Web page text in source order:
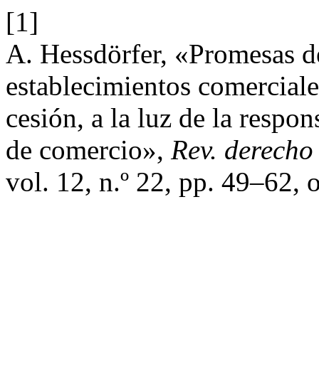
[1]
A. Hessdörfer, «Promesas
establecimientos
cesión, a la luz de la
de comercio», Rev.
vol. 12, n.º 22, pp. 49–62,